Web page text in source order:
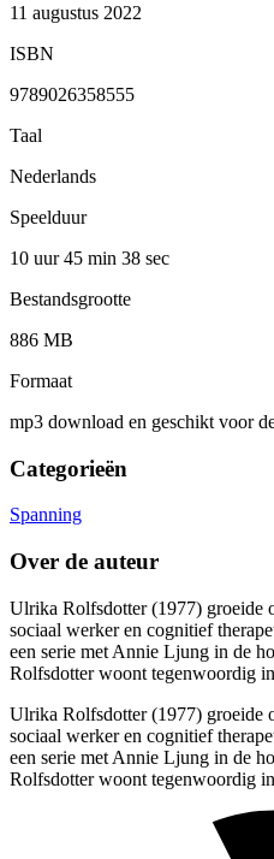
11 augustus 2022
ISBN
9789026358555
Taal
Nederlands
Speelduur
10 uur 45 min 38 sec
Bestandsgrootte
886 MB
Formaat
mp3 download en geschikt voor
Categorieën
Spanning
Over de auteur
Ulrika Rolfsdotter (1977) groeide
sociaal werker en cognitief
een serie met Annie Ljung in de
Rolfsdotter woont tegenwoordig
Ulrika Rolfsdotter (1977) groeide
sociaal werker en cognitief
een serie met Annie Ljung in de
Rolfsdotter woont tegenwoordig